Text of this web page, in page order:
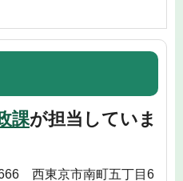
課が担当していま
西東京市南町五丁目6